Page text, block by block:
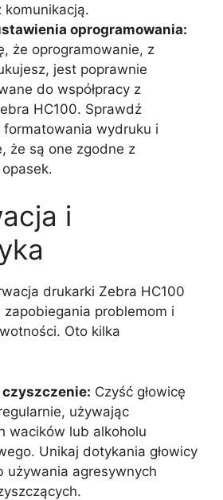
komunikacją.
oprogramowania:
że oprogramowanie, z
jest poprawnie
do współpracy z
HC100. Sprawdź
formatowania wydruku i
że są one zgodne z
i
drukarki Zebra HC100
problemom i
Oto kilka
czyszczenie: Czyść głowicę
używając
wacików lub alkoholu
Unikaj dotykania głowicy
używania agresywnych